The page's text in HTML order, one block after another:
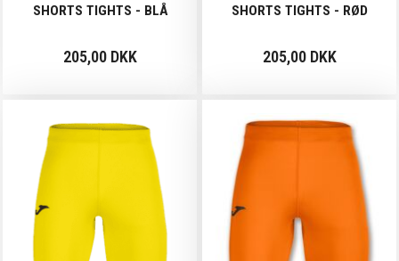
SHORTS TIGHTS - BLÅ
205,00 DKK
SHORTS TIGHTS - RØD
205,00 DKK